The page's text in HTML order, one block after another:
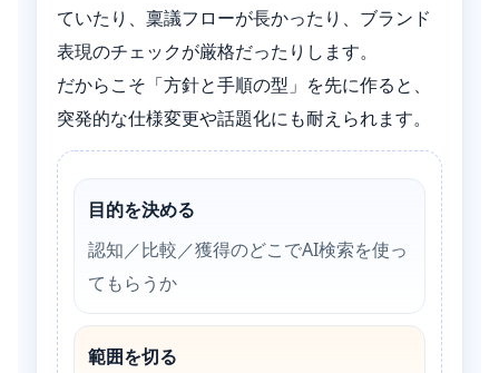
ていたり、稟議フローが長かったり、ブランド
表現のチェックが厳格だったりします。
だからこそ「方針と手順の型」を先に作ると、
突発的な仕様変更や話題化にも耐えられます。
目的を決める
認知／比較／獲得のどこでAI検索を使っ
てもらうか
範囲を切る